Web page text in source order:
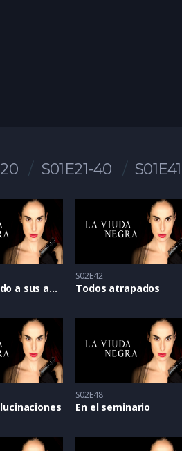
S01E21-40
Traicionando a sus amigos
S02E42
Todos atrapados
S02E48
En el seminario